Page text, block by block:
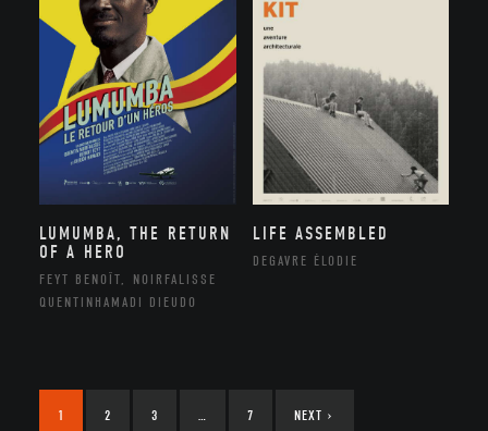
LUMUMBA, THE RETURN
OF A HERO
FEYT BENOÎT, NOIRFALISSE
QUENTINHAMADI DIEUDO
LIFE ASSEMBLED
DEGAVRE ÉLODIE
1 2 3 … 7 NEXT ›